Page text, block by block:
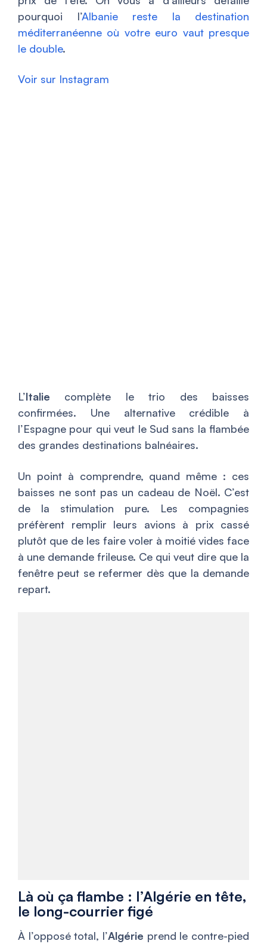
pourquoi l’Albanie reste la destination
méditerranéenne où votre euro vaut presque
le double.
Voir sur Instagram
L’Italie complète le trio des baisses
confirmées. Une alternative crédible à
l’Espagne pour qui veut le Sud sans la flambée
des grandes destinations balnéaires.
Un point à comprendre, quand même : ces
baisses ne sont pas un cadeau de Noël. C’est
de la stimulation pure. Les compagnies
préfèrent remplir leurs avions à prix cassé
plutôt que de les faire voler à moitié vides face
à une demande frileuse. Ce qui veut dire que la
fenêtre peut se refermer dès que la demande
repart.
Là où ça flambe : l’Algérie en tête,
le long-courrier figé
À l’opposé total, l’Algérie prend le contre-pied